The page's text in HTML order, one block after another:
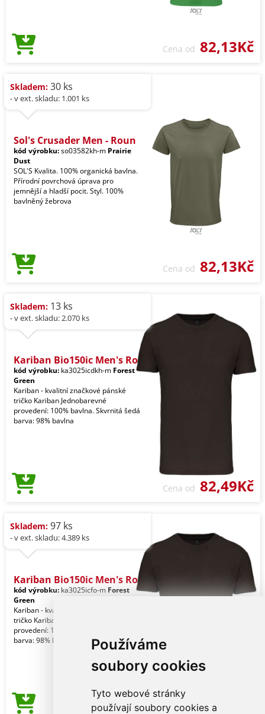
Používáme
soubory cookies
Tyto webové stránky
používají soubory cookies a
Cena od 82,13Kč
Skladem: 30 ks
- v ext. skladu: 1.001 ks
Sol's Crusader Men - Roun
kód výrobku:so03582kh-m Prairie
Dust
SOL'S Kvalita. 100% organická bavlna.
Přírodní povrchová úprava pro
jemnější a hladší pocit. Styl. 100%
bavlněný žebrova
Cena od 82,13Kč
Skladem: 13 ks
- v ext. skladu: 2.070 ks
Kariban Bio150ic Men's Ro
kód výrobku: ka3025icdkh-m Forest
Green
Kariban - kvalitní značkové pánské
tričko Kariban Jednobarevné
provedení: 100% bavlna. Skvrnitá šedá
barva: 98% bavlna
Cena od 82,49Kč
Skladem: 97 ks
- v ext. skladu: 4.389 ks
Kariban Bio150ic Men's Ro
kód výrobku: ka3025icfo-m Forest
Green
Kariban - kvalitní značkové pánské
tričko Kariban Jednobarevné
provedení: 100% bavlna. Skvrnitá šedá
barva: 98% bavlna
Cena od82,49Kč